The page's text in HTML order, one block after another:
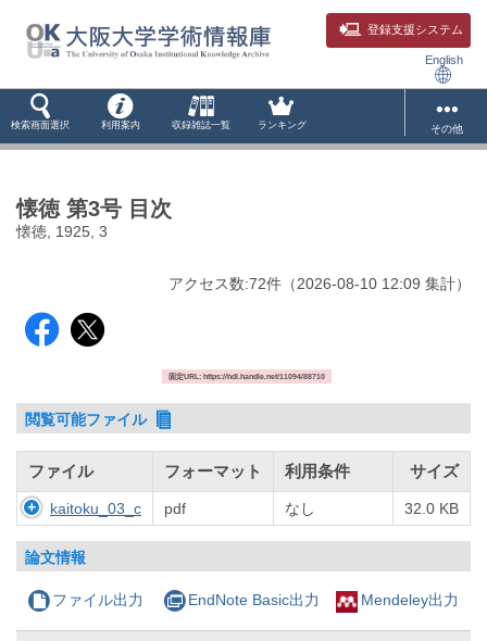
登録支援システム
English
検索画面選択 利用案内 収録雑誌一覧 ランキング その他
懐徳 第3号 目次
懐徳, 1925, 3
アクセス数:72件 （2026-08-10 12:09 集計）
固定URL: https://hdl.handle.net/11094/88710
閲覧可能ファイル
ファイル フォーマット 利用条件 サイズ
kaitoku_03_c pdf なし 32.0 KB
論文情報
ファイル出力 EndNote Basic出力 Mendeley出力